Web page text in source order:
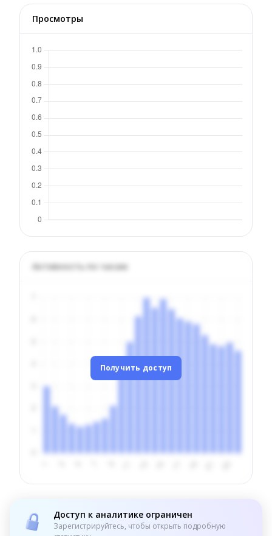
Просмотры
Активность по часам
Получить доступ
Доступ к аналитике ограничен
Зарегистрируйтесь, чтобы открыть подробную